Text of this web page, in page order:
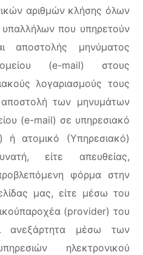
αριθμών κλήσης όλων
που υπηρετούν
μηνύματος
(e-mail) στους
λογαριασμούς τους
των μηνυμάτων
(e-mail) σε υπηρεσιακό
ή ατομικό (Υπηρεσιακό)
είτε απευθείας,
φόρμα στην
μας, είτε μέσω του
(provider) του
ανεξάρτητα μέσω των
ηλεκτρονικού